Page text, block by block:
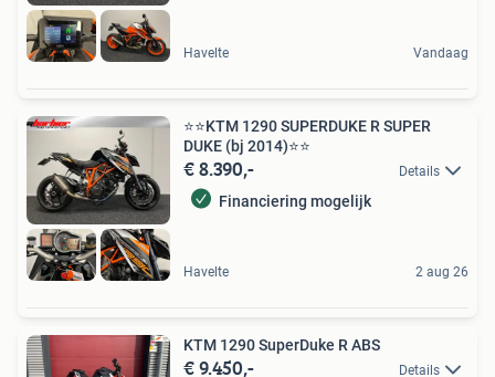
Havelte Vandaag
⭐️⭐KTM 1290 SUPERDUKE R SUPER
DUKE (bj 2014)⭐️⭐
€ 8.390,- Details
Financiering mogelijk
Havelte 2 aug 26
KTM 1290 SuperDuke R ABS
€ 9.450,- Details